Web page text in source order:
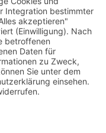
Gruppenreise
Faust per
, auch in